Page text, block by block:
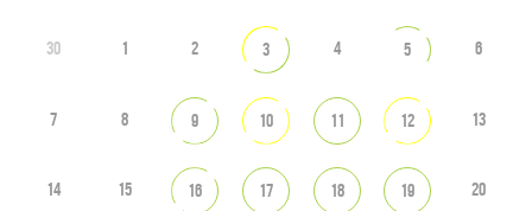
30 1 2 3 4 5 6
7 8 9 10 11 12 13
14 15 16 17 18 19 20